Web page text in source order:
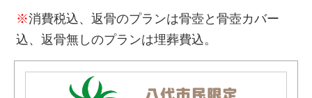
※消費税込、返骨のプランは骨壺と骨壺カバー
込、返骨無しのプランは埋葬費込。